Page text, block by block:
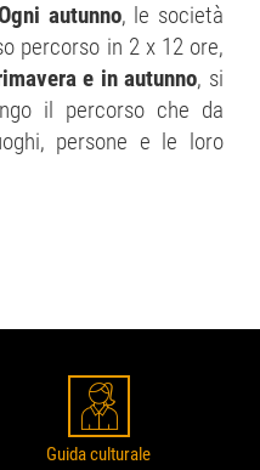
autunno, le società
percorso in 2 x 12 ore,
e in autunno, si
il percorso che da
persone e le loro
Guida culturale